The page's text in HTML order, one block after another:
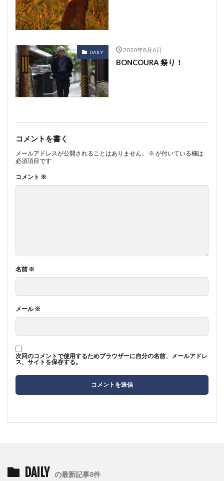
DAILY 2020年8月6日
BONCOURA 祭り！
コメントを書く
メールアドレスが公開されることはありません。 ※ が付いている欄は
必須項目です
コメント ※
名前 ※
メール※
次回のコメントで使用するためブラウザーに自分の名前、メールアドレ
ス、サイトを保存する。
DAILY の最新記事8件